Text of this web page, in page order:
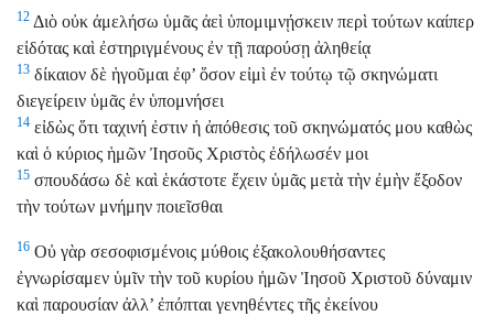
12 Διὸ οὐκ ἀμελήσω ὑμᾶς ἀεὶ ὑπομιμνῄσκειν περὶ τούτων καίπερ
εἰδότας καὶ ἐστηριγμένους ἐν τῇ παρούσῃ ἀληθείᾳ
13 δίκαιον δὲ ἡγοῦμαι ἐφ’ ὅσον εἰμὶ ἐν τούτῳ τῷ σκηνώματι
διεγείρειν ὑμᾶς ἐν ὑπομνήσει
14 εἰδὼς ὅτι ταχινή ἐστιν ἡ ἀπόθεσις τοῦ σκηνώματός μου καθὼς
καὶ ὁ κύριος ἡμῶν Ἰησοῦς Χριστὸς ἐδήλωσέν μοι
15 σπουδάσω δὲ καὶ ἑκάστοτε ἔχειν ὑμᾶς μετὰ τὴν ἐμὴν ἔξοδον
τὴν τούτων μνήμην ποιεῖσθαι
16 Οὐ γὰρ σεσοφισμένοις μύθοις ἐξακολουθήσαντες
ἐγνωρίσαμεν ὑμῖν τὴν τοῦ κυρίου ἡμῶν Ἰησοῦ Χριστοῦ δύναμιν
καὶ παρουσίαν ἀλλ’ ἐπόπται γενηθέντες τῆς ἐκείνου